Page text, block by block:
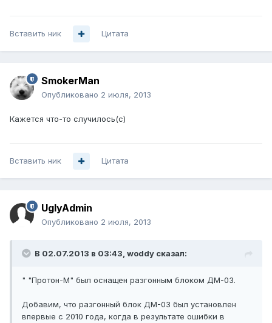
Вставить ник Цитата
SmokerMan
Опубликовано 2 июля, 2013
Кажется что-то случилось(с)
Вставить ник Цитата
UglyAdmin
Опубликовано 2 июля, 2013
В 02.07.2013 в 03:43, woddy сказал:
" "Протон-М" был оснащен разгонным блоком ДМ-03.
Добавим, что разгонный блок ДМ-03 был установлен
впервые с 2010 года, когда в результате ошибки в